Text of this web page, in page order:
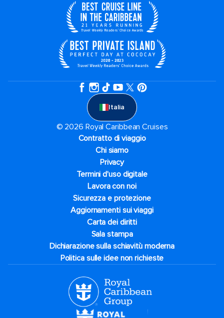
Italia
© 2026 Royal Caribbean Cruises
Contratto di viaggio
Chi siamo
Privacy
Termini d'uso digitale
Lavora con noi
Sicurezza e protezione
Aggiornamenti sui viaggi
Carta dei diritti
Sala stampa
Dichiarazione sulla schiavitù moderna
Politica sulle idee non richieste